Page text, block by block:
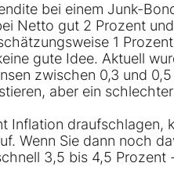
bei einem Junk-
Netto gut 2 Prozent
1
gute Idee. Aktuell
zwischen 0,3 und
aber ein
Inflation
Wenn Sie dann noch
3,5 bis 4,5 Prozent